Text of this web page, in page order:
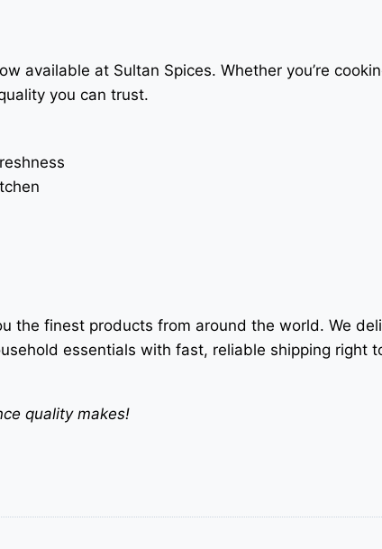
available at Sultan Spices. Whether you’re
you can trust.
the finest products from around the world. We
essentials with fast, reliable shipping right
quality makes!